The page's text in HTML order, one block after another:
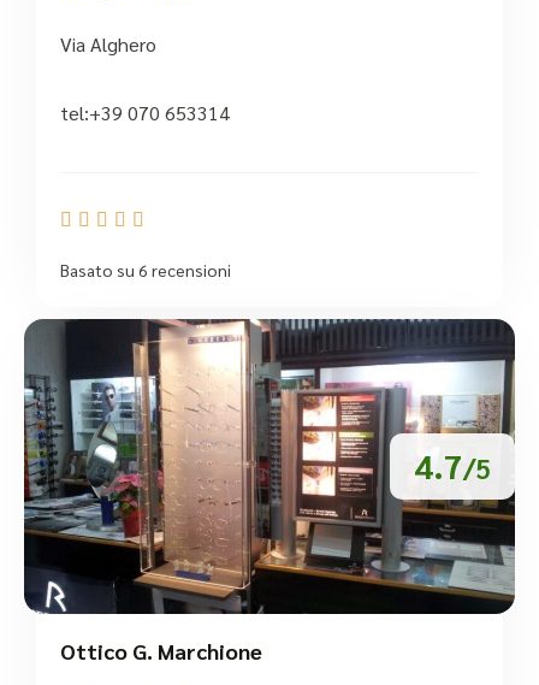
Via Alghero
tel:+39 070 653314
    
Basato su 6 recensioni
4.7/5
Ottico G. Marchione